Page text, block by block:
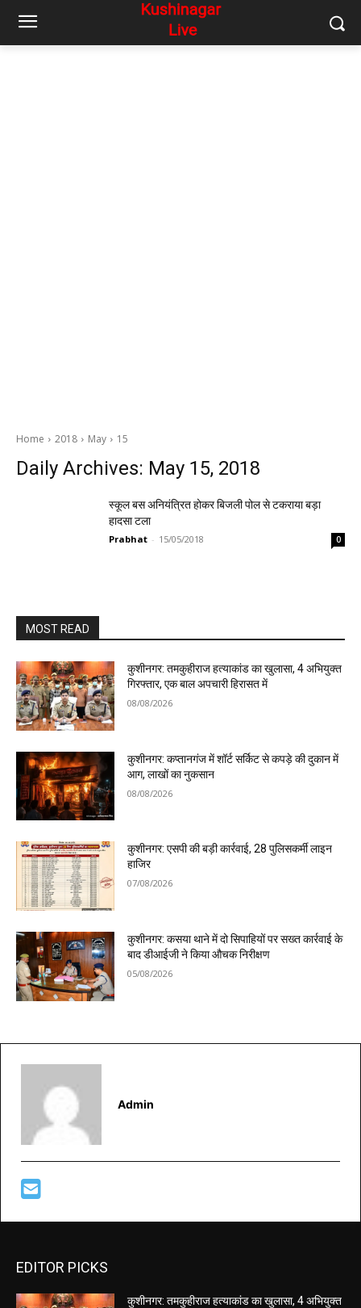
Home 2018 May 15
Daily Archives: May 15, 2018
स्कूल बस अनियंत्रित होकर बिजली पोल से टकराया बड़ा
हादसा टला
Prabhat - 15/05/2018 0
MOST READ
कुशीनगर: तमकुहीराज हत्याकांड का खुलासा, 4 अभियुक्त
गिरफ्तार, एक बाल अपचारी हिरासत में
08/08/2026
कुशीनगर: कप्तानगंज में शॉर्ट सर्किट से कपड़े की दुकान में
आग, लाखों का नुकसान
08/08/2026
कुशीनगर: एसपी की बड़ी कार्रवाई, 28 पुलिसकर्मी लाइन
हाजिर
07/08/2026
कुशीनगर: कसया थाने में दो सिपाहियों पर सख्त कार्रवाई के
बाद डीआईजी ने किया औचक निरीक्षण
05/08/2026
Admin
EDITOR PICKS
कुशीनगर: तमकुहीराज हत्याकांड का खुलासा, 4 अभियुक्त